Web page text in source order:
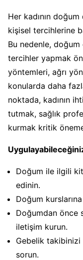
Her kadının
kişisel tercihlerine
Bu nedenle, doğum
tercihler yapmak
yöntemleri, ağrı
konularda daha
noktada, kadının
tutmak, sağlık
kurmak kritik
Doğum ile ilgili
edinin.
Doğum
Doğumdan önce
iletişim kurun.
Gebelik takibinizi
sorun.